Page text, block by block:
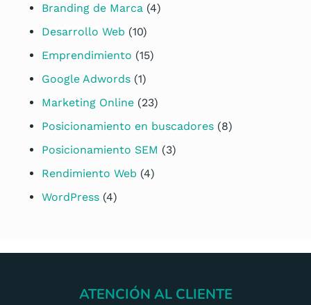
Branding de Marca (4)
Desarrollo Web (10)
Emprendimiento (15)
Google Adwords (1)
Marketing Online (23)
Posicionamiento en buscadores (8)
Posicionamiento SEM (3)
Rendimiento Web (4)
WordPress (4)
ATENCIÓN AL CLIENTE